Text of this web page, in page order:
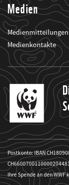
Medien
Medienmitteilungen
Medienkontakte
Postkonto: IBAN
Ihre Spende an den